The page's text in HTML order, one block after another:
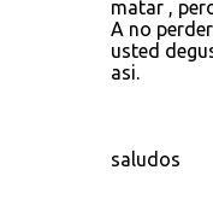
matar ,
A no
usted
asi.
saludos